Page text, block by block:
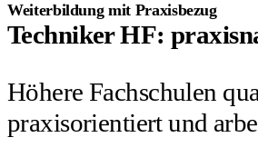
Weiterbildung mit Praxisbezug
Techniker HF:
Höhere Fachschulen
praxisorientiert und